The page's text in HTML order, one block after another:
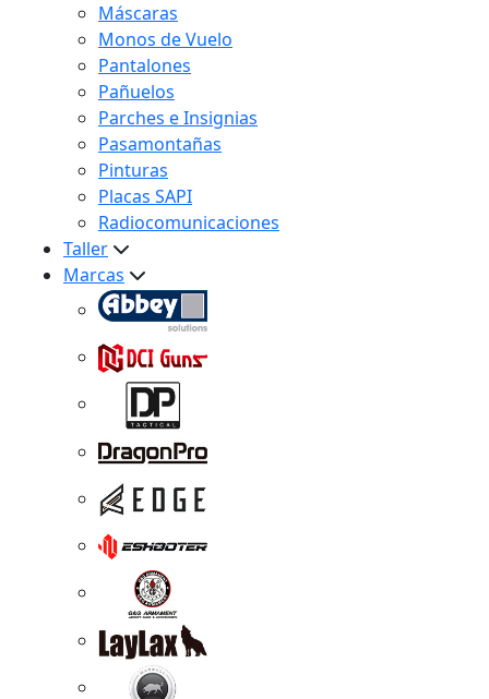
Máscaras
Monos de Vuelo
Pantalones
Pañuelos
Parches e Insignias
Pasamontañas
Pinturas
Placas SAPI
Radiocomunicaciones
Taller
Marcas